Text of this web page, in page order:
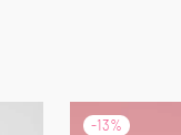
-13%